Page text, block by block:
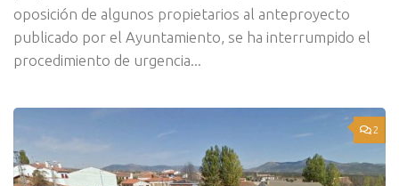
oposición de algunos propietarios al anteproyecto
publicado por el Ayuntamiento, se ha interrumpido el
procedimiento de urgencia...
2